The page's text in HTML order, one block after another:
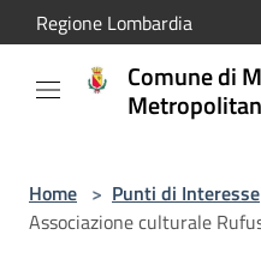
Salta al contenuto principale
Regione Lombardia
Comune di
Home > Punti di Interesse
Associazione culturale